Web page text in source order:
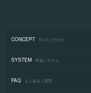
CONCEPT 5つのこだわり
SYSTEM 料金システム
FAQ よくあるご質問